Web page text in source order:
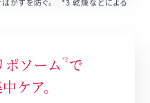
ソーム *2 で
ケア。